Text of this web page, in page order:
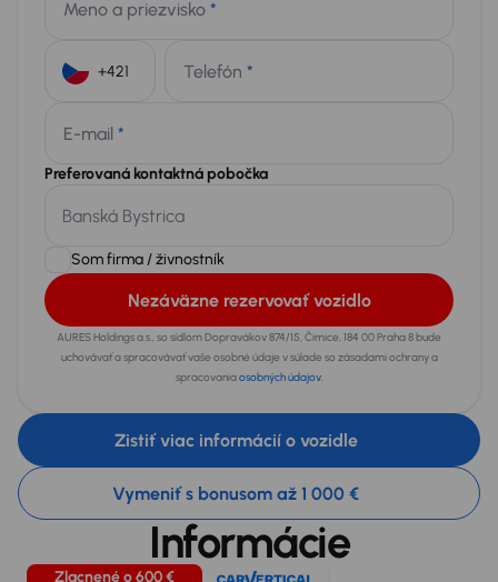
Meno a priezvisko *
Telefón *
E-mail *
Preferovaná kontaktná pobočka
Som firma / živnostník
Nezáväzne rezervovať vozidlo
AURES Holdings a.s., so sídlom Dopravákov 874/15, Čimice, 184 00 Praha 8 bude
uchovávať a spracovávať vaše osobné údaje v súlade so zásadami ochrany a
spracovaniaosobných údajov.
Zistiť viac informácií o vozidle
Vymeniť s bonusom až 1 000 €
Informácie
Zlacnené o 600 €